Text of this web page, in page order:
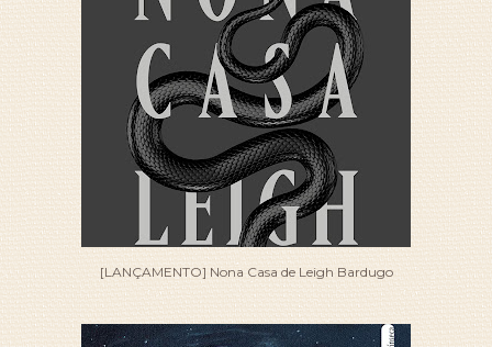
[LANÇAMENTO] Nona Casa de Leigh Bardugo